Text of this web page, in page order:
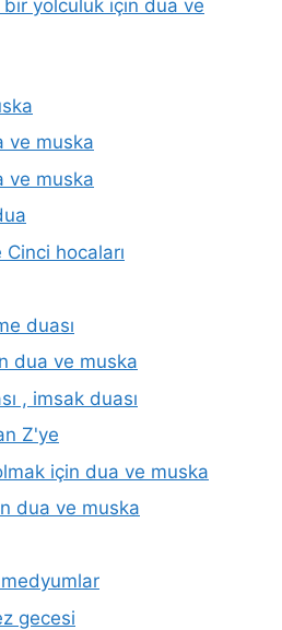
yolculuk için dua ve
ve muska
ve muska
hocaları
duası
dua ve muska
, imsak duası
Z'ye
için dua ve muska
dua ve muska
gecesi